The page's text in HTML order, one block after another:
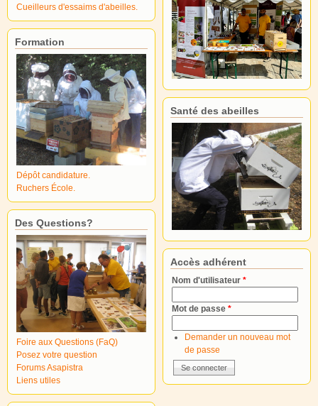
Cueilleurs d'essaims d'abeilles.
Formation
Dépôt candidature.
Ruchers École.
Des Questions?
Foire aux Questions (FaQ)
Posez votre question
Forums Asapistra
Liens utiles
Santé des abeilles
Accès adhérent
Nom d'utilisateur *
Mot de passe *
Demander un nouveau mot
de passe